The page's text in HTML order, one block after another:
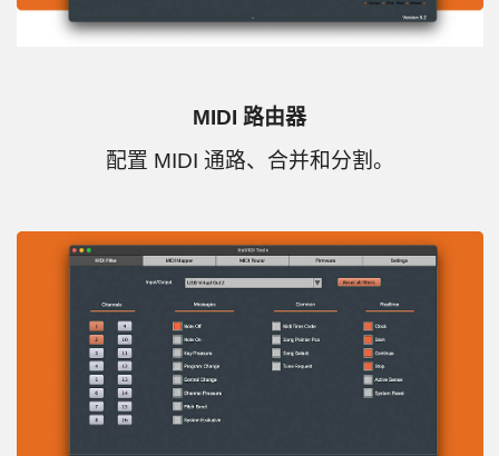
MIDI 路由器
配置 MIDI 通路、合并和分割。